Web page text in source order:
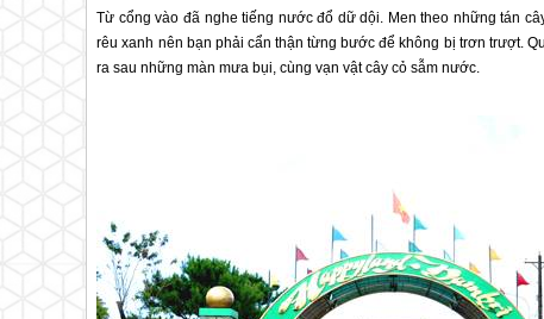
Từ cổng vào đã nghe tiếng nước đổ dữ dội. Men theo những tán
rêu xanh nên bạn phải cẩn thận từng bước để không bị trơn trượt.
ra sau những màn mưa bụi, cùng vạn vật cây cỏ sẫm nước.